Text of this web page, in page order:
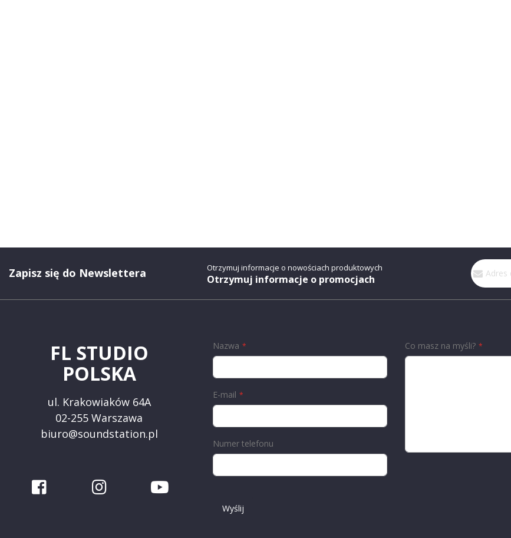
Zapisz się do Newslettera Otrzymuj informacje o nowościach produktowych
Otrzymuj informacje o promocjach
Subskrybuj
nasz
newsletter:
FL STUDIO
POLSKA
ul. Krakowiaków 64A
02-255 Warszawa
biuro@soundstation.pl
Nazwa
E-mail
Numer telefonu
Co masz na myśli?
Wyślij